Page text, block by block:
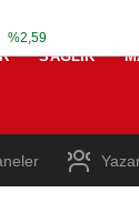
%2,59
SAĞLIK